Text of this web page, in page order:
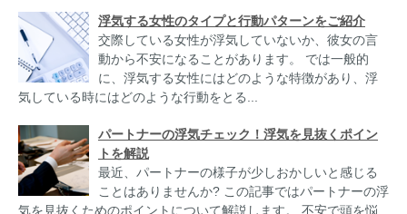
浮気する女性のタイプと行動パターンをご紹介
交際している女性が浮気していないか、彼女の言
動から不安になることがあります。 では一般的
に、浮気する女性にはどのような特徴があり、浮
気している時にはどのような行動をとる...
パートナーの浮気チェック！浮気を見抜くポイン
トを解説
最近、パートナーの様子が少しおかしいと感じる
ことはありませんか? この記事ではパートナーの浮
気を見抜くためのポイントについて解説します。 不安で頭を悩